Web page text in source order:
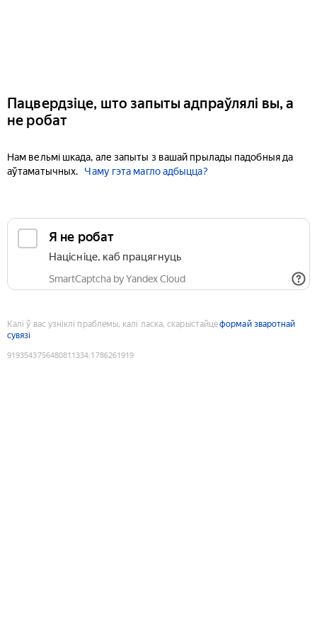
Пацвердзіце, што запыты адпраўлялі вы, а
не робат
Нам вельмі шкада, але запыты з вашай прылады падобныя да
аўтаматычных.
Чаму гэта магло адбыцца?
Я не робат
Націсніце, каб працягнуць
SmartCaptcha by Yandex Cloud
Калі ў вас узніклі праблемы, калі ласка, скарыстайцеформай зваротнай
сувязі
9193543756480811334:1786261919